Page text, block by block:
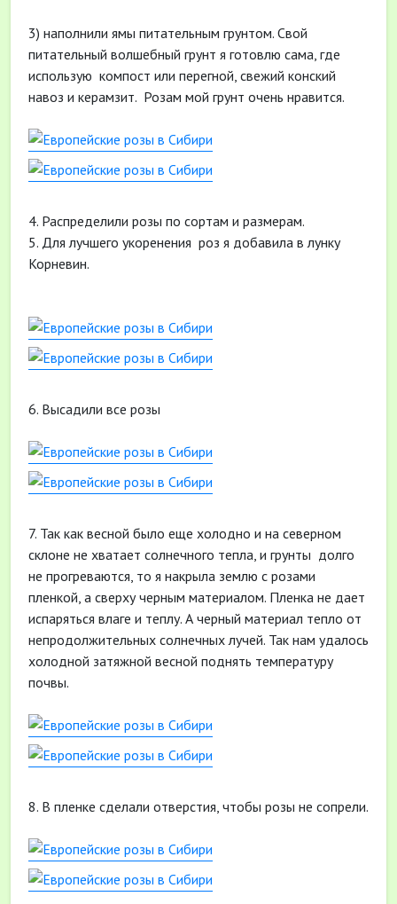
3) наполнили ямы питательным грунтом. Свой
питательный волшебный грунт я готовлю сама, где
использую компост или перегной, свежий конский
навоз и керамзит. Розам мой грунт очень нравится.
4. Распределили розы по сортам и размерам.
5. Для лучшего укоренения роз я добавила в лунку
Корневин.
6. Высадили все розы
7. Так как весной было еще холодно и на северном
склоне не хватает солнечного тепла, и грунты долго
не прогреваются, то я накрыла землю с розами
пленкой, а сверху черным материалом. Пленка не дает
испаряться влаге и теплу. А черный материал тепло от
непродолжительных солнечных лучей. Так нам удалось
холодной затяжной весной поднять температуру
почвы.
8. В пленке сделали отверстия, чтобы розы не сопрели.